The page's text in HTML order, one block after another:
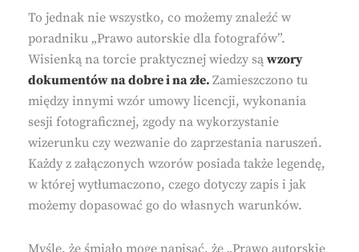
To jednak nie wszystko, co możemy znaleźć w
poradniku „Prawo autorskie dla fotografów”.
Wisienką na torcie praktycznej wiedzy są wzory
dokumentów na dobre i na złe. Zamieszczono tu
między innymi wzór umowy licencji, wykonania
sesji fotograficznej, zgody na wykorzystanie
wizerunku czy wezwanie do zaprzestania naruszeń.
Każdy z załączonych wzorów posiada także legendę,
w której wytłumaczono, czego dotyczy zapis i jak
możemy dopasować go do własnych warunków.